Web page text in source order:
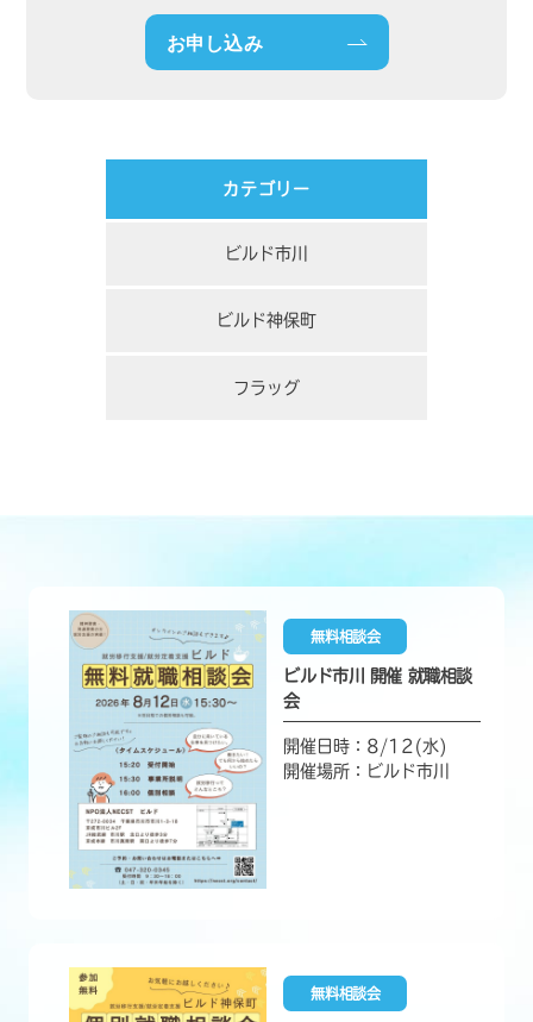
お申し込み
カテゴリー
ビルド市川
ビルド神保町
フラッグ
無料相談会
ビルド市川 開催 就職相談
会
開催日時：8/12(水)
開催場所：ビルド市川
無料相談会